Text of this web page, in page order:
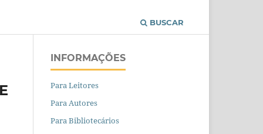
BUSCAR
INFORMAÇÕES
Para Leitores
Para Autores
Para Bibliotecários